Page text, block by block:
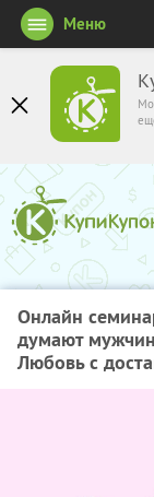
Меню
Онлайн
думают
Любовь с